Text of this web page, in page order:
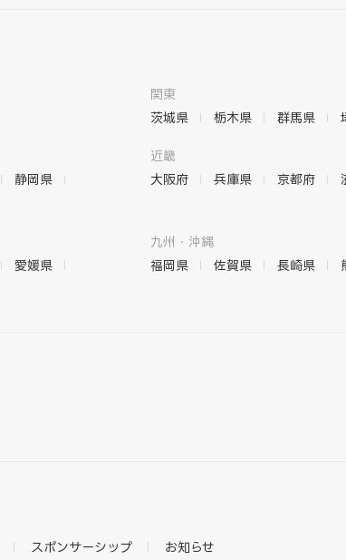
関東
茨城県
栃木県 群馬県
静岡県
近畿
大阪府
兵庫県 京都府
愛媛県
九州・沖縄
福岡県
佐賀県 長崎県
スポンサーシップ お知らせ